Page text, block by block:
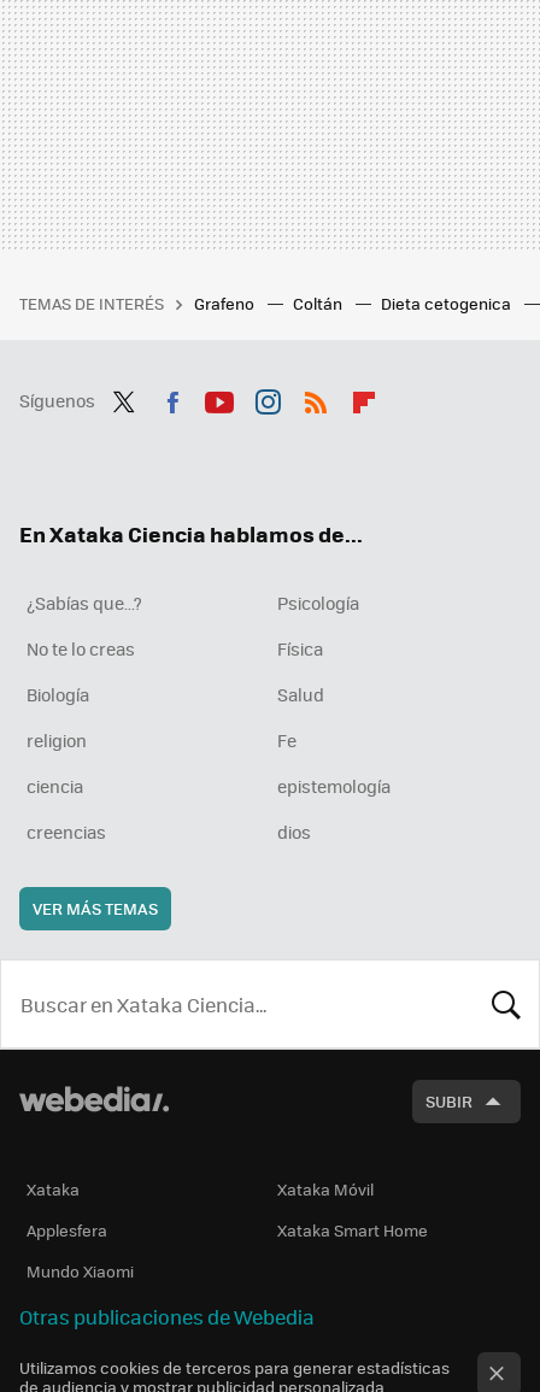
TEMAS DE INTERÉS Grafeno Coltán Dieta cetogenica
Síguenos
En Xataka Ciencia hablamos de...
¿Sabías que...?
Psicología
No te lo creas
Física
Biología
Salud
religion
Fe
ciencia
epistemología
creencias
dios
VER MÁS TEMAS
SUBIR
Xataka
Xataka Móvil
Applesfera
Xataka Smart Home
Mundo Xiaomi
Otras publicaciones de Webedia
Utilizamos cookies de terceros para generar estadísticas
de audiencia y mostrar publicidad personalizada